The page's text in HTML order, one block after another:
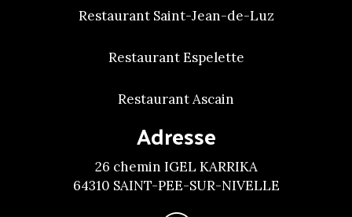
Restaurant Saint-Jean-de-Luz
Restaurant Espelette
Restaurant Ascain
Adresse
26 chemin IGEL KARRIKA
64310 SAINT-PEE-SUR-NIVELLE